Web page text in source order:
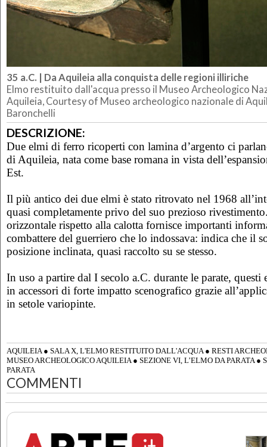
35 a.C. | Da Aquileia alla conquista delle regioni illiriche
Elmo restituito dall'acqua presso il Museo Archeologico
Aquileia, Courtesy of Museo archeologico nazionale di
Baronchelli
DESCRIZIONE:
Due elmi di ferro ricoperti con lamina d’argento ci
di Aquileia, nata come base romana in vista
Est.
Il più antico dei due elmi è stato ritrovato nel 1968
quasi completamente privo del suo prezioso
orizzontale rispetto alla calotta fornisce importanti
combattere del guerriero che lo indossava: indica che il
posizione inclinata, quasi raccolto su se stesso.
In uso a partire dal I secolo a.C. durante le parate, questi
in accessori di forte impatto scenografico grazie
in setole variopinte.
AQUILEIA● SALA X, L'ELMO RESTITUITO DALL'ACQUA● RESTI
MUSEO ARCHEOLOGICO AQUILEIA● SEZIONE VI, L’ELMO DA PARATA●
PARATA
COMMENTI